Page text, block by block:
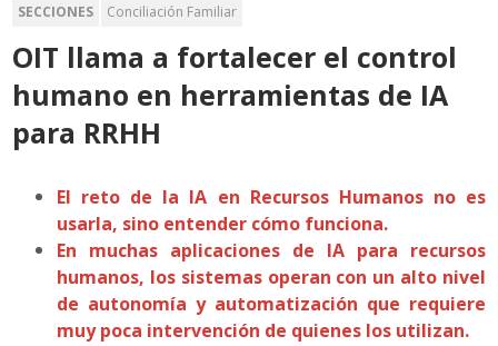
SECCIONES Conciliación Familiar
OIT llama a fortalecer el control
humano en herramientas de IA
para RRHH
El reto de la IA en Recursos Humanos no es
usarla, sino entender cómo funciona.
En muchas aplicaciones de IA para recursos
humanos, los sistemas operan con un alto nivel
de autonomía y automatización que requiere
muy poca intervención de quienes los utilizan.